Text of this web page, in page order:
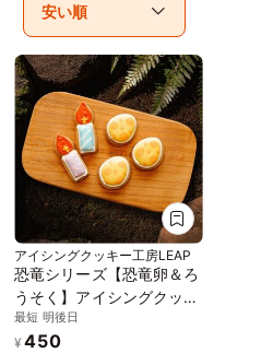
アイシングクッキー工房LEAP
恐竜シリーズ【恐竜卵＆ろ
うそく】アイシングクッキ
ー クッキー デコレーショ
ンケーキ オリジナルケー
最短 明後日
¥ 450